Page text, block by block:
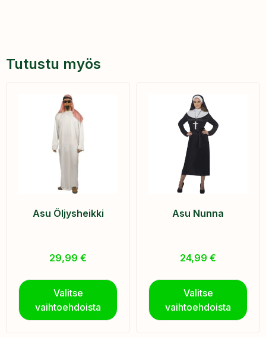
Tutustu myös
Asu Öljysheikki
29,99 €
Valitse
vaihtoehdoista
Asu Nunna
24,99 €
Valitse
vaihtoehdoista